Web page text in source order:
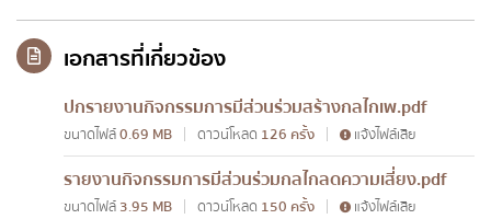
ทุจริต รอบ 6 เดือน
การประเมินความเสี่ยงการทุจริตประจำปี
การดำเนินการเพื่อจัดการความเสี่ยงการทุจริต
เอกสารที่เกี่ยวข้อง
ปกรายงานกิจกรรมการมีส่วนร่วมสร้างกลไกเพ.pdf
ขนาดไฟล์0.69 MB ดาวน์โหลด 126 ครั้ง แจ้งไฟล์เสีย
รายงานกิจกรรมการมีส่วนร่วมกลไกลดความเสี่ยง.pdf
ขนาดไฟล์ 3.95 MB ดาวน์โหลด 150 ครั้ง แจ้งไฟล์เสีย